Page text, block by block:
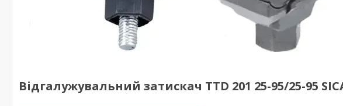
Відгалужувальний затискач TTD 201 25-95/25-95